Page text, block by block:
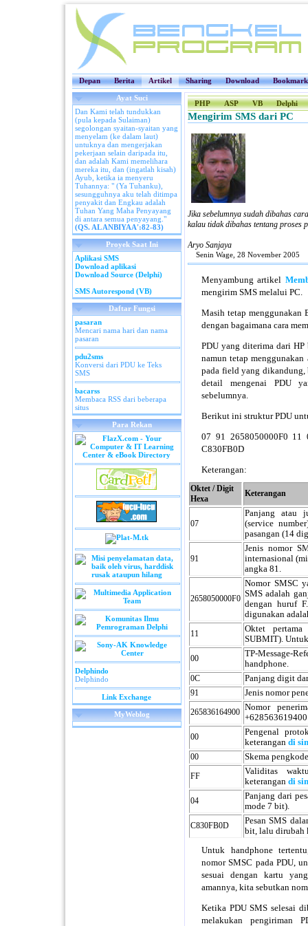
Depan Berita Artikel Sharing Download Bookmark
Ayat Suci
Dan Kami telah tundukkan
(pula kepada Sulaiman)
segolongan syaitan-syaitan yang
menyelam (ke dalam laut)
untuknya dan mengerjakan
pekerjaan selain daripada itu,
dan adalah Kami memelihara
mereka itu, dan (ingatlah kisah)
Ayub, ketika ia menyeru
Tuhannya: " (Ya Tuhanku),
sesungguhnya aku telah ditimpa
penyakit dan Engkau adalah
Tuhan Yang Maha Penyayang
di antara semua penyayang."
(QS. AL ANBIYAA':82-83)
Proyek Saat Ini
Aplikasi SMS
Download aplikasi
Download Source (Delphi)
SMS Autorespond (VB)
Daftar Fungsi
pasaran
Mencari nama hari dan nama
pasaran
pdu2sms
Konversi dari PDU ke Teks
SMS
bacarss
Membaca RSS dari beberapa
situs
Para Rekan
Delphindo
Delphindo
Link Exchange
MyWeblog
PHP ASP VB Delphi
Mengirim SMS dari PC
Jika sebelumnya sudah dibahas
kalau tidak dibahas tentang proses
Aryo Sanjaya
Senin Wage, 28 November 2005
Menyambung artikel
mengirim SMS melalui PC.
Masih tetap menggunakan
dengan bagaimana cara
PDU yang diterima dari
namun tetap menggunakan
pada field yang
detail mengenai PDU
sebelumnya.
Berikut ini struktur PDU
07 91 2658050000F0
C830FB0D
Keterangan:
Oktet / Digit
Hexa
Keterangan
07
Panjang atau
(service
pasangan (14
91
Jenis nomor
internasional
angka 81.
2658050000F0
Nomor SMSC
SMS adalah
dengan huruf
digunakan
11
Oktet
SUBMIT).
00
TP-Message-
handphone.
0C
Panjang digit
91
Jenis nomor
265836164900 Nomor
+628563619400
00
Pengenal
keterangan di
00
Skema
FF
Validitas
keterangan di
04
Panjang dari
mode 7 bit).
C830FB0D
Pesan SMS
bit, lalu dirubah
Untuk handphone
nomor SMSC pada PDU,
sesuai dengan kartu
amannya, kita sebutkan
Ketika PDU SMS selesai
melakukan pengiriman